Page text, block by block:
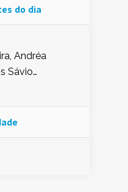
do dia
Andréa
Sávio
Peixoto,
Mesel,